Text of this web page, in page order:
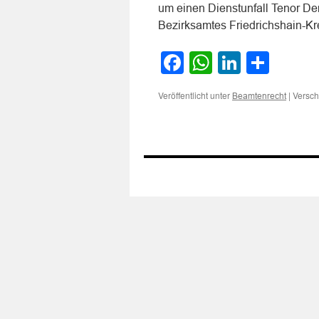
um einen Dienstunfall Tenor
Bezirksamtes Friedrichshain-
Facebook
WhatsApp
LinkedIn
Veröffentlicht unter Beamtenrecht |